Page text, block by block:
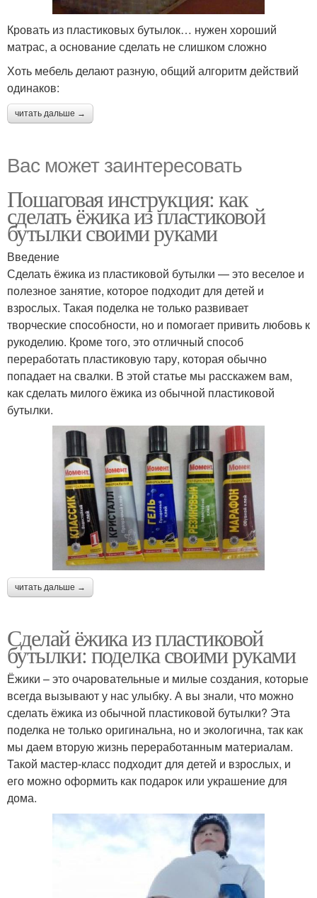
Кровать из пластиковых бутылок… нужен хороший
матрас, а основание сделать не слишком сложно
Хоть мебель делают разную, общий алгоритм действий
одинаков:
читать дальше →
Вас может заинтересовать
Пошаговая инструкция: как
сделать ёжика из пластиковой
бутылки своими руками
Введение
Сделать ёжика из пластиковой бутылки — это веселое и
полезное занятие, которое подходит для детей и
взрослых. Такая поделка не только развивает
творческие способности, но и помогает привить любовь к
рукоделию. Кроме того, это отличный способ
переработать пластиковую тару, которая обычно
попадает на свалки. В этой статье мы расскажем вам,
как сделать милого ёжика из обычной пластиковой
бутылки.
читать дальше →
Сделай ёжика из пластиковой
бутылки: поделка своими руками
Ёжики – это очаровательные и милые создания, которые
всегда вызывают у нас улыбку. А вы знали, что можно
сделать ёжика из обычной пластиковой бутылки? Эта
поделка не только оригинальна, но и экологична, так как
мы даем вторую жизнь переработанным материалам.
Такой мастер-класс подходит для детей и взрослых, и
его можно оформить как подарок или украшение для
дома.